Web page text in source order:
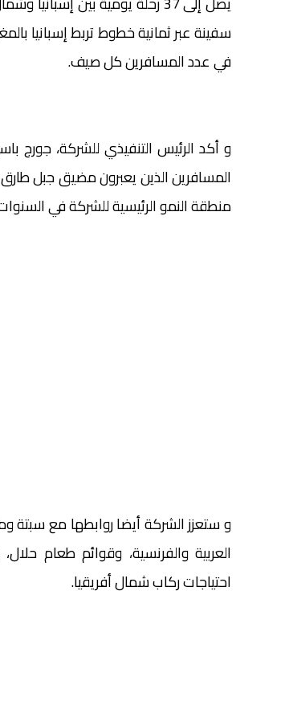
سفينة عبر ثمانية خطوط تربط إسبانيا
في عدد المسافرين كل صيف.
و أكد الرئيس التنفيذي للشركة،
المسافرين الذين يعبرون مضيق جبل
منطقة النمو الرئيسية للشركة في السنوات
و ستعزز الشركة أيضا روابطها مع سبتة
العربية والفرنسية، وقوائم طعام
احتياجات ركاب شمال أفريقيا.